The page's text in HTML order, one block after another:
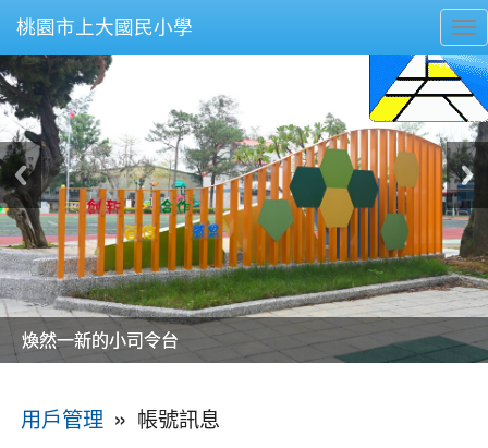
桃園市上大國民小學
美麗的操場是我們活力的來源
美麗的操場是我們活力的來源
煥然一新的小司令台
煥然一新的小司令台
富含桃園埤塘田園風光意象的中廊
富含桃園埤塘田園風光意象的中廊
嶄新的中庭廣場
嶄新的中庭廣場
水生池生生不息
水生池生生不息
用戶管理 » 帳號訊息